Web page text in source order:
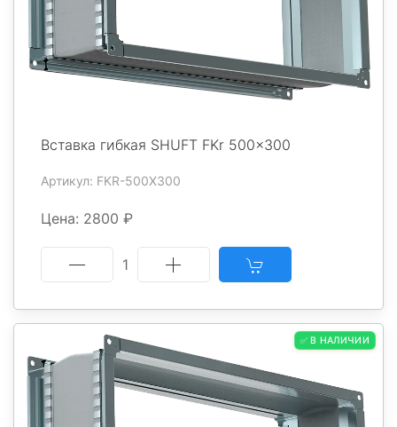
Вставка гибкая SHUFT FKr 500x300
Артикул: FKR-500X300
Цена: 2800 ₽
1
✅ В НАЛИЧИИ